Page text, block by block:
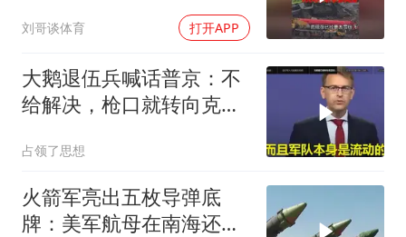
刘哥谈体育 打开APP
大鹅退伍兵喊话普京：不
给解决，枪口就转向克里
占领了思想
火箭军亮出五枚导弹底
牌：美军航母在南海还有